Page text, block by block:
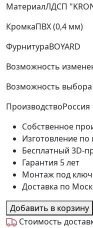
МатериалЛДСП
КромкаПВХ (0,4 мм)
ФурнитураBOYARD
Возможность
Возможность выбора
ПроизводствоРоссия
Собственное
Изготовление
Бесплатный 3D-
Гарантия 5 лет
Монтаж под ключ
Доставка по
Добавить в корзину
Стоимость